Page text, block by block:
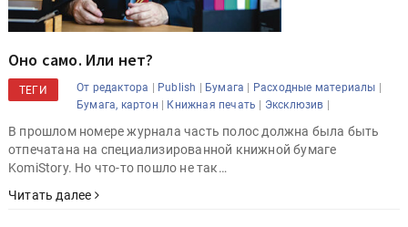
Оно само. Или нет?
ТЕГИ От редактора | Publish | Бумага | Расходные материалы |
Бумага, картон | Книжная печать | Эксклюзив |
В прошлом номере журнала часть полос должна была быть
отпечатана на специализированной книжной бумаге
KomiStory. Но что-то пошло не так…
Читать далее